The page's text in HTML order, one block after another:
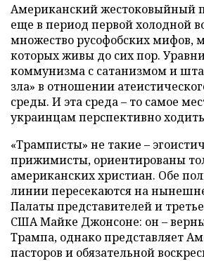
Американский жестоковыйный
еще в период первой холодной
множество русофобских мифов,
которых живы до сих пор.
коммунизма с сатанизмом и
зла» в отношении
среды. И эта среда – то самое
украинцам перспективно
«Трамписты» не такие –
прижимисты, ориентированы
американских христиан. Обе
линии пересекаются на
Палаты представителей и
США Майке Джонсоне: он –
Трампа, однако представляет
пасторов и обязательной